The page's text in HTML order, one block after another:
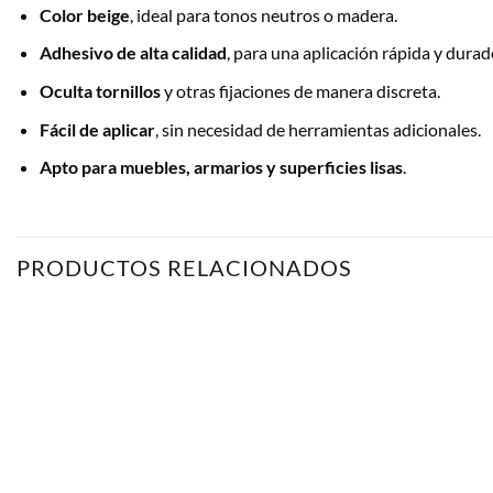
Color beige , ideal para tonos neutros o madera.
Adhesivo de alta calidad, para una aplicación rápida y
Oculta tornillosy otras fijaciones de manera discreta.
Fácil de aplicar, sin necesidad de herramientas adicionales.
Apto para muebles, armarios y superficies lisas.
PRODUCTOS RELACIONADOS